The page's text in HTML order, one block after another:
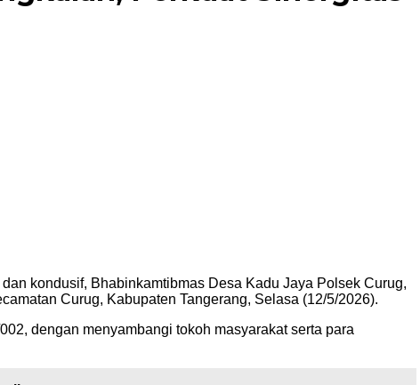
kondusif, Bhabinkamtibmas Desa Kadu Jaya Polsek Curug,
Curug, Kabupaten Tangerang, Selasa (12/5/2026).
dengan menyambangi tokoh masyarakat serta para